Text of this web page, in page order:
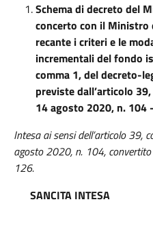
Schema di decreto del
concerto con il Ministro
recante i criteri e le
incrementali del fondo
comma 1, del decreto-
previste dall’articolo
14 agosto 2020, n. 104
Intesa ai sensi dell’articolo 39,
agosto 2020, n. 104,
126.
SANCITA INTESA